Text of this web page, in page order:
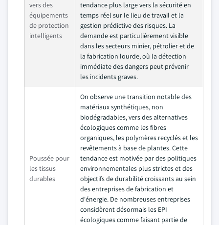
vers des
équipements
de protection
intelligents
tendance plus large vers la sécurité en
temps réel sur le lieu de travail et la
gestion prédictive des risques. La
demande est particulièrement visible
dans les secteurs minier, pétrolier et de
la fabrication lourde, où la détection
immédiate des dangers peut prévenir
les incidents graves.
Poussée pour
les tissus
durables
On observe une transition notable des
matériaux synthétiques, non
biodégradables, vers des alternatives
écologiques comme les fibres
organiques, les polymères recyclés et les
revêtements à base de plantes. Cette
tendance est motivée par des politiques
environnementales plus strictes et des
objectifs de durabilité croissants au sein
des entreprises de fabrication et
d'énergie. De nombreuses entreprises
considèrent désormais les EPI
écologiques comme faisant partie de